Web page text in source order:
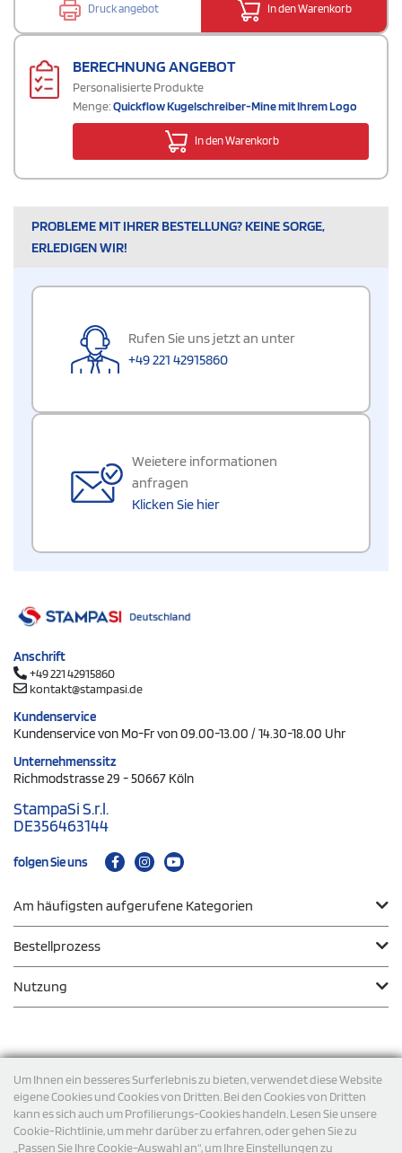
Um Ihnen ein besseres Surferlebnis zu bieten, verwendet diese Website
eigene Cookies und Cookies von Dritten. Bei den Cookies von Dritten
kann es sich auch um Profilierungs-Cookies handeln. Lesen Sie unsere
Cookie-Richtlinie, um mehr darüber zu erfahren, oder gehen Sie zu
„Passen Sie Ihre Cookie-Auswahl an“, um Ihre Einstellungen zu
Druck angebot In den Warenkorb
BERECHNUNG ANGEBOT
Personalisierte Produkte
Menge:Quickflow Kugelschreiber-Mine mit Ihrem Logo
In den Warenkorb
PROBLEME MIT IHRER BESTELLUNG? KEINE SORGE,
ERLEDIGEN WIR!
Rufen Sie uns jetzt an unter
+49 221 42915860
Weietere informationen
anfragen
Klicken Sie hier
Anschrift
+49 221 42915860
kontakt@stampasi.de
Kundenservice
Kundenservice von Mo-Fr von 09.00-13.00 / 14.30-18.00 Uhr
Unternehmenssitz
Richmodstrasse 29 - 50667 Köln
StampaSi S.r.l.
DE356463144
folgen Sie uns
Am häufigsten aufgerufene Kategorien
Bestellprozess
Nutzung
Versand